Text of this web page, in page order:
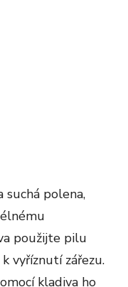
suchá polena,
použijte pilu
vyříznutí zářezu.
kladiva ho